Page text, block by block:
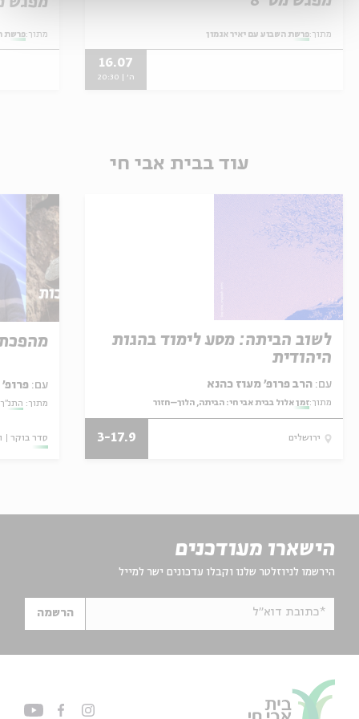
מתוך:פרשת השבוע עם יאיר אגמון
16.07
ה' | 20:30
מתוך:פרשת
עוד בבית אבי חי
לשוב הביתה: מסע לימוד בהגות
היהודית
עם:
מתוך:זמן אלול בבית אבי חי: הביתה, הלוך–חזור
ירושלים 3-17.9
עם: פרופ'
מתוך:
סדר בוקר
הישארו מעודכנים
הירשמו לניוזלטר שלנו וקבלו עדכונים ישר למייל
*כתובת דוא"ל הרשמה